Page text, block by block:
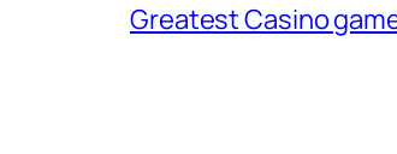
Greatest Casino